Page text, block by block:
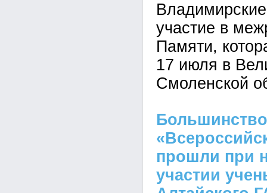
участие в
Памяти,
17 июля в
Смоленской
прошли при
участии